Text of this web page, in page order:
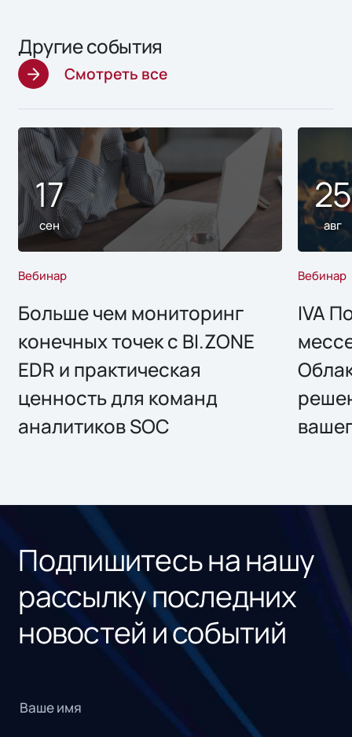
Другие события
Смотреть все
17
сен
Вебинар
Больше чем мониторинг
конечных точек с BI.ZONE
EDR и практическая
ценность для команд
аналитиков SOC
25
авг
Вебинар
IVA
Подпишитесь на нашу
рассылку последних
новостей и событий